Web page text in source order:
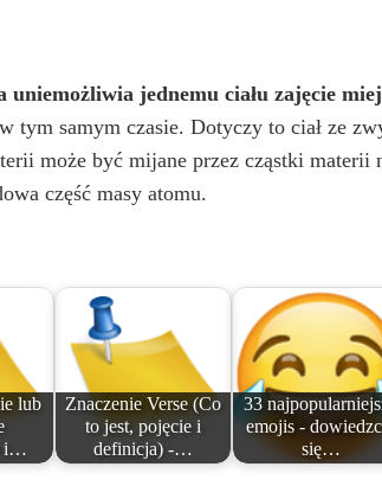
uniemożliwia jednemu ciału zajęcie
tym samym czasie. Dotyczy to ciał ze
może być mijane przez cząstki
część masy atomu.
lub
i…
Znaczenie Verse (Co
to jest, pojęcie i
definicja) -…
33
emojis -
się…